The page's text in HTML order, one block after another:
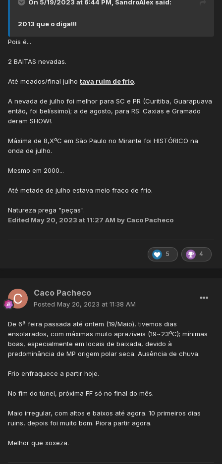
Coutinho/ Piter Scheuer
On 5/19/2023 at 6:44 PM, SandroAlex said:
2013 que o diga!!!
Pois é...
2 BAITAS nevadas.
Até meados/final julho tava ruim de frio.
A nevada de julho foi melhor para SC e PR (Curitiba, Guarapuava
então, foi belíssimo); a de agosto, para RS: Caxias e Gramado
deram SHOW!.
Máxima de 8,XºC em São Paulo no Mirante foi HISTÓRICO na
onda de julho.
Mesmo em 2000...
Até metade de julho estava meio fraco de frio.
Natureza prega "peças".
Edited May 20, 2023 at 11:27 AM by Caco Pacheco
5 4
Caco Pacheco
Posted May 20, 2023 at 11:38 AM
De 6ª feira passada até ontem (19/Maio), tivemos dias
ensolarados, com máximas muito aprazíveis (19~23ºC); mínimas
boas, especialmente em locais de baixada, devido à
predominância de MP origem polar seca. Ausência de chuva.
Frio enfraquece a partir hoje.
No fim do túnel, próxima FF só no final do mês.
Maio irregular, com altos e baixos até agora. 10 primeiros dias
ruins, depois foi muito bom. Piora partir agora.
Melhor que xoxeza.